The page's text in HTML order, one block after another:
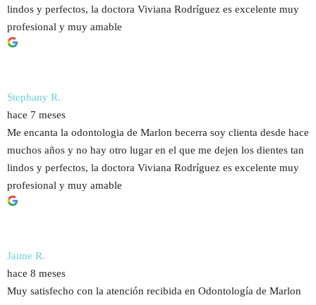
lindos y perfectos, la doctora Viviana Rodríguez es excelente muy
profesional y muy amable
Stephany R.
hace 7 meses
Me encanta la odontologia de Marlon becerra soy clienta desde hace
muchos años y no hay otro lugar en el que me dejen los dientes tan
lindos y perfectos, la doctora Viviana Rodríguez es excelente muy
profesional y muy amable
Jaime R.
hace 8 meses
Muy satisfecho con la atención recibida en Odontología de Marlon